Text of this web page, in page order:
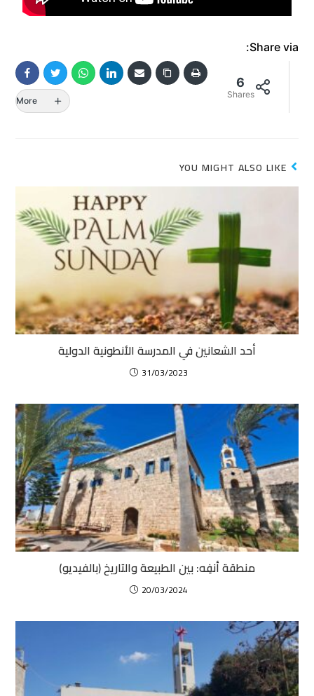
Share via:
6
Shares
More
YOU MIGHT ALSO LIKE
أحد الشعانين في المدرسة الأنطونية الدولية
31/03/2023
منطقة أنفِه: بين الطبيعة والتاريخ (بالفيديو)
20/03/2024